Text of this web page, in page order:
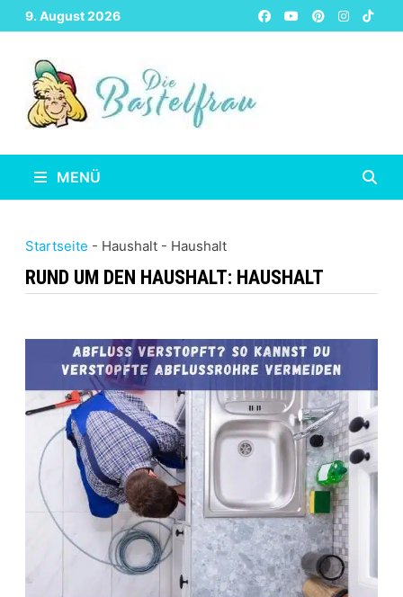
Zurück
zum
Inhalt
9. August 2026
MENÜ
Startseite - Haushalt- Haushalt
RUND UM DEN HAUSHALT: HAUSHALT